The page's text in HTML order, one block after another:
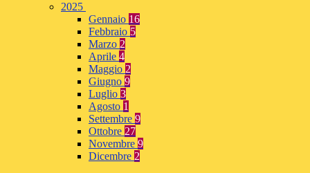
2025
Gennaio 16
Febbraio 5
Marzo 2
Aprile 4
Maggio 2
Giugno 9
Luglio 3
Agosto 1
Settembre 9
Ottobre 27
Novembre 9
Dicembre 2